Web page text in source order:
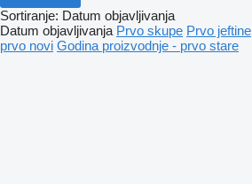
Sortiranje: Datum objavljivanja
Datum objavljivanja Prvo skupe Prvo jeftine
prvo novi Godina proizvodnje - prvo stare